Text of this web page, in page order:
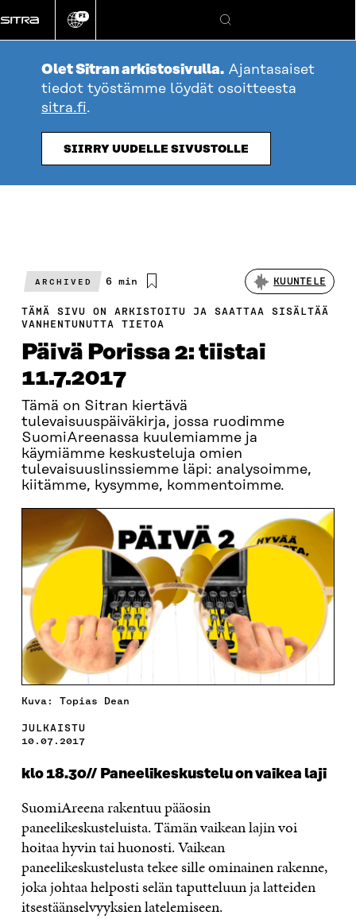
suoraan
sisältöön
Vaihda
kieli
FI
Hae
Olet Sitran arkistosivulla. Ajantasaiset
tiedot työstämme löydät osoitteesta
sitra.fi.
SIIRRY UUDELLE SIVUSTOLLE
ARCHIVED
Arvioitu
6 min KUUNTELE
TÄMÄ SIVU ON ARKISTOITU JA SAATTAA SISÄLTÄÄ
VANHENTUNUTTA TIETOA
Päivä Porissa 2: tiistai
11.7.2017
Tämä on Sitran kiertävä
tulevaisuuspäiväkirja, jossa ruodimme
SuomiAreenassa kuulemiamme ja
käymiämme keskusteluja omien
tulevaisuuslinssiemme läpi: analysoimme,
kiitämme, kysymme, kommentoimme.
Kuva: Topias Dean
JULKAISTU
10.07.2017
klo 18.30// Paneelikeskustelu on vaikea laji
SuomiAreena rakentuu pääosin
paneelikeskusteluista. Tämän vaikean lajin voi
hoitaa hyvin tai huonosti. Vaikean
paneelikeskustelusta tekee sille ominainen rakenne,
joka johtaa helposti selän taputteluun ja latteiden
itsestäänselvyyksien latelemiseen.